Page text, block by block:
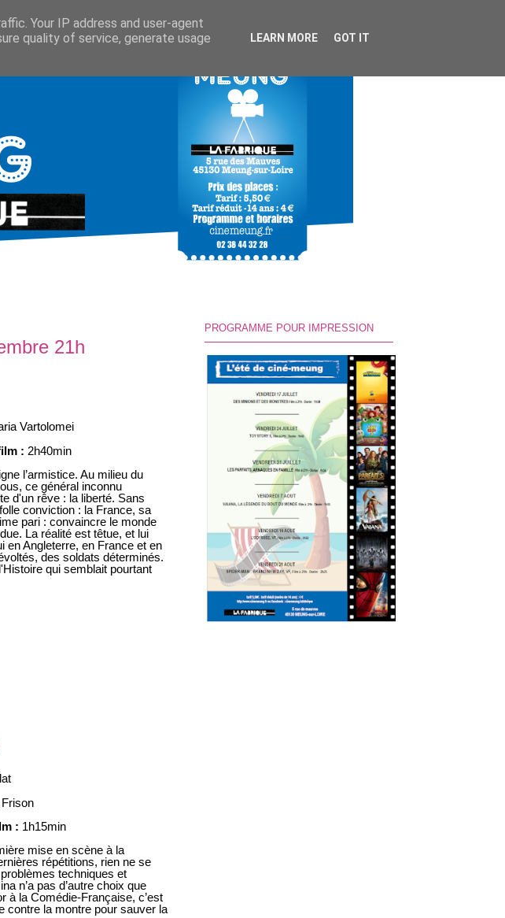
21h
Vartolomei
: 2h40min
l’armistice. Au milieu du
ce général inconnu
d'un rêve : la liberté. Sans
conviction : la France, sa
pari : convaincre le monde
La réalité est têtue, et lui
en Angleterre, en France et en
des soldats déterminés.
qui semblait pourtant
: 1h15min
mise en scène à la
répétitions, rien ne se
techniques et
n’a pas d’autre choix que
à la Comédie-Française, c’est
contre la montre pour sauver la
PROGRAMME POUR IMPRESSION
Your IP address and user-agent
quality of service, generate usage
LEARN MORE GOT IT